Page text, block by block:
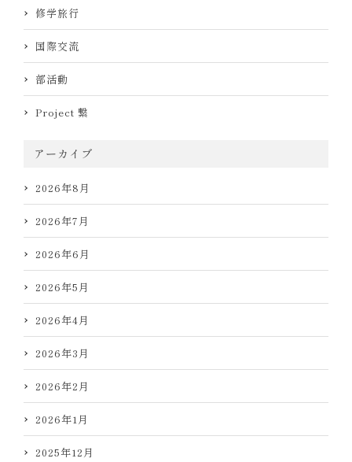
修学旅行
国際交流
部活動
Project 繋
アーカイブ
2026年8月
2026年7月
2026年6月
2026年5月
2026年4月
2026年3月
2026年2月
2026年1月
2025年12月